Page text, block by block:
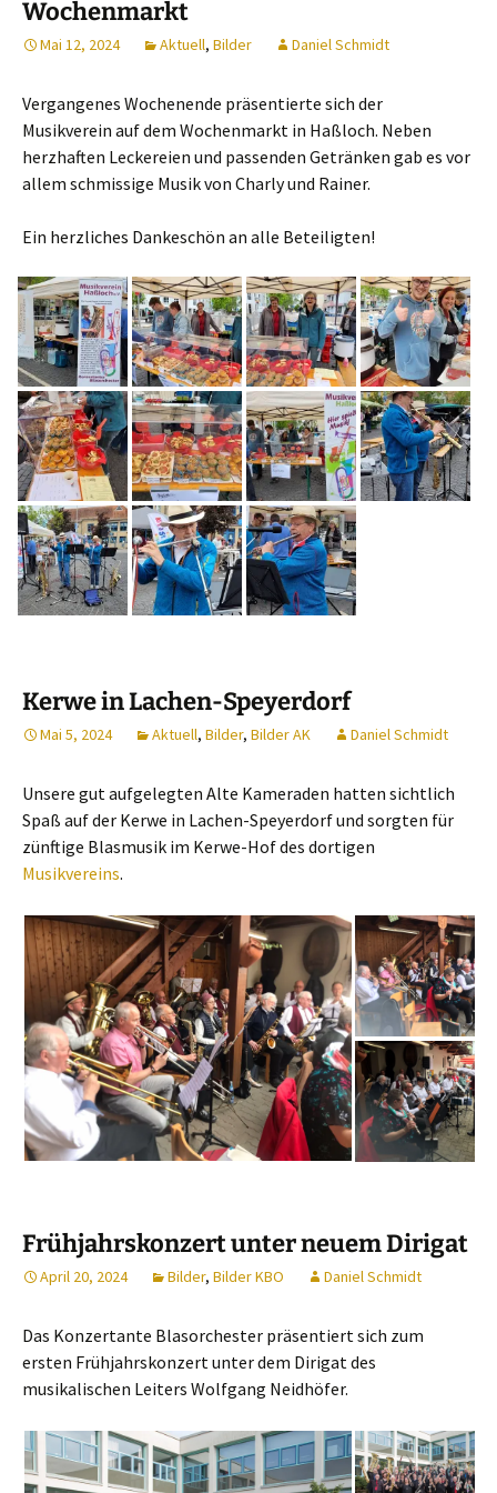
Wochenmarkt
Mai 12, 2024 Aktuell, Bilder Daniel Schmidt
Vergangenes Wochenende präsentierte sich der
Musikverein auf dem Wochenmarkt in Haßloch. Neben
herzhaften Leckereien und passenden Getränken gab es vor
allem schmissige Musik von Charly und Rainer.
Ein herzliches Dankeschön an alle Beteiligten!
Kerwe in Lachen-Speyerdorf
Mai 5, 2024 Aktuell, Bilder, Bilder AK Daniel Schmidt
Unsere gut aufgelegten Alte Kameraden hatten sichtlich
Spaß auf der Kerwe in Lachen-Speyerdorf und sorgten für
zünftige Blasmusik im Kerwe-Hof des dortigen
Musikvereins.
Frühjahrskonzert unter neuem Dirigat
April 20, 2024 Bilder, Bilder KBO Daniel Schmidt
Das Konzertante Blasorchester präsentiert sich zum
ersten Frühjahrskonzert unter dem Dirigat des
musikalischen Leiters Wolfgang Neidhöfer.